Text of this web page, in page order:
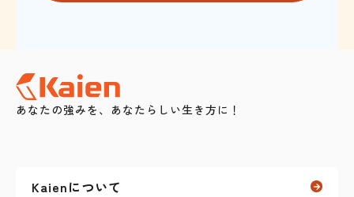
あなたの強みを、あなたらしい生き方に！
Kaienについて